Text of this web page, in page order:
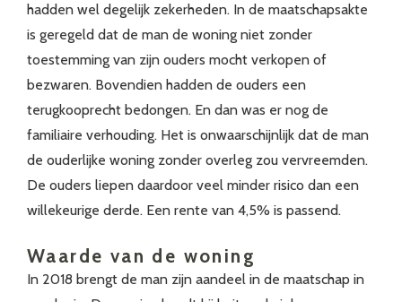
hadden wel degelijk zekerheden. In de maatschapsakte
is geregeld dat de man de woning niet zonder
toestemming van zijn ouders mocht verkopen of
bezwaren. Bovendien hadden de ouders een
terugkooprecht bedongen. En dan was er nog de
familiaire verhouding. Het is onwaarschijnlijk dat de man
de ouderlijke woning zonder overleg zou vervreemden.
De ouders liepen daardoor veel minder risico dan een
willekeurige derde. Een rente van 4,5% is passend.
Waarde van de woning
In 2018 brengt de man zijn aandeel in de maatschap in